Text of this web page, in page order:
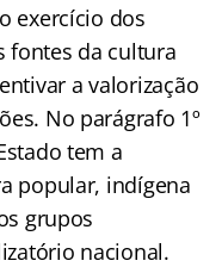
exercício dos
fontes da cultura
a valorização
No parágrafo 1º
tem a
popular, indígena
grupos
nacional.